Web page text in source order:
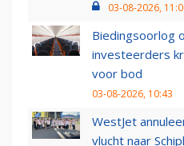
03-08-2026,
Biedingsoorlog
investeerders
voor bod
03-08-2026, 10:43
WestJet
vlucht naar